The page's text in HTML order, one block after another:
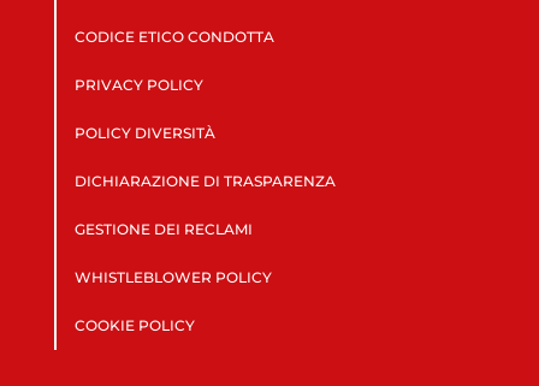
CODICE ETICO CONDOTTA
PRIVACY POLICY
POLICY DIVERSITÀ
DICHIARAZIONE DI TRASPARENZA
GESTIONE DEI RECLAMI
WHISTLEBLOWER POLICY
COOKIE POLICY